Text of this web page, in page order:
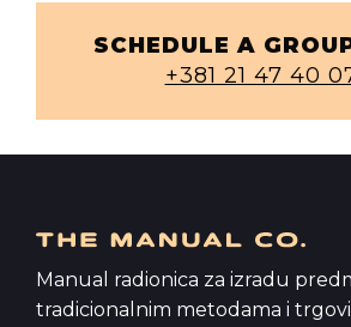
SCHEDULE A
+381 21 47 40
Manual radionica za izradu
tradicionalnim metodama i